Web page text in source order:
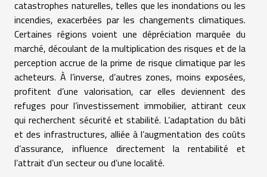
catastrophes naturelles, telles que les inondations ou les
incendies, exacerbées par les changements climatiques.
Certaines régions voient une dépréciation marquée du
marché, découlant de la multiplication des risques et de la
perception accrue de la prime de risque climatique par les
acheteurs. À l’inverse, d’autres zones, moins exposées,
profitent d’une valorisation, car elles deviennent des
refuges pour l’investissement immobilier, attirant ceux
qui recherchent sécurité et stabilité. L’adaptation du bâti
et des infrastructures, alliée à l’augmentation des coûts
d’assurance, influence directement la rentabilité et
l’attrait d’un secteur ou d’une localité.